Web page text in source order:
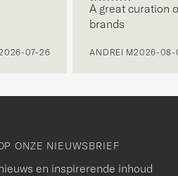
07-26
A great curation
brands
ANDREI M2026-08-
ONZE NIEUWSBRIEF
en inspirerende inhoud